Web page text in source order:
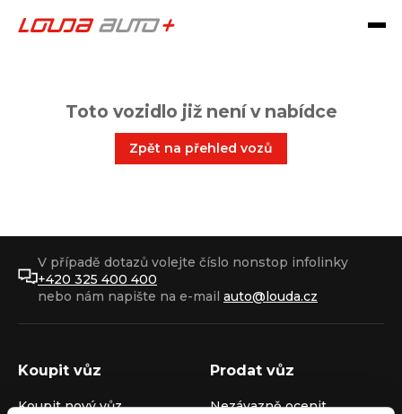
Toto vozidlo již není v nabídce
Zpět na přehled vozů
V případě dotazů volejte číslo nonstop infolinky
+420 325 400 400
nebo nám napište na e-mail auto@louda.cz
Koupit vůz
Koupit nový vůz
Prodat vůz
Nezávazně ocenit